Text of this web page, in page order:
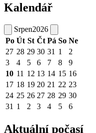
Kalendář
Srpen2026
Po Út St Čt Pá So Ne
27 28 29 30 31 1
2
3
4 5 6 7 8
9
10 11 12 13 14 15 16
17 18 19 20 21 22 23
24 25 26 27 28 29 30
31 1 2 3 4 5 6
Aktuální počasí